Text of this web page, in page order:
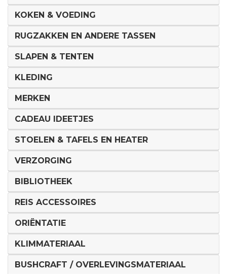
KOKEN & VOEDING
RUGZAKKEN EN ANDERE TASSEN
SLAPEN & TENTEN
KLEDING
MERKEN
CADEAU IDEETJES
STOELEN & TAFELS EN HEATER
VERZORGING
BIBLIOTHEEK
REIS ACCESSOIRES
ORIËNTATIE
KLIMMATERIAAL
BUSHCRAFT / OVERLEVINGSMATERIAAL